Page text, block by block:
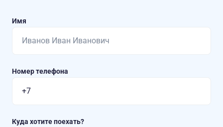
Имя
Номер телефона
Куда хотите поехать?